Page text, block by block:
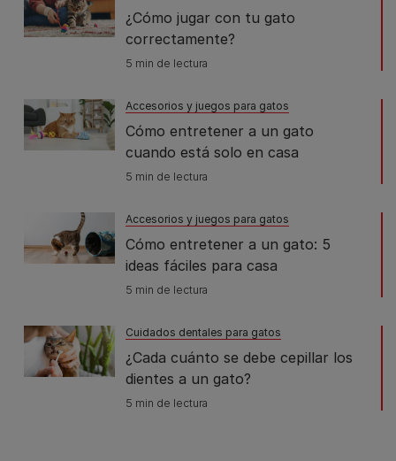
¿Cómo jugar con tu gato
correctamente?
5 min de lectura
Accesorios y juegos para gatos
Cómo entretener a un gato
cuando está solo en casa
5 min de lectura
Accesorios y juegos para gatos
Cómo entretener a un gato: 5
ideas fáciles para casa
5 min de lectura
Cuidados dentales para gatos
¿Cada cuánto se debe cepillar los
dientes a un gato?
5 min de lectura